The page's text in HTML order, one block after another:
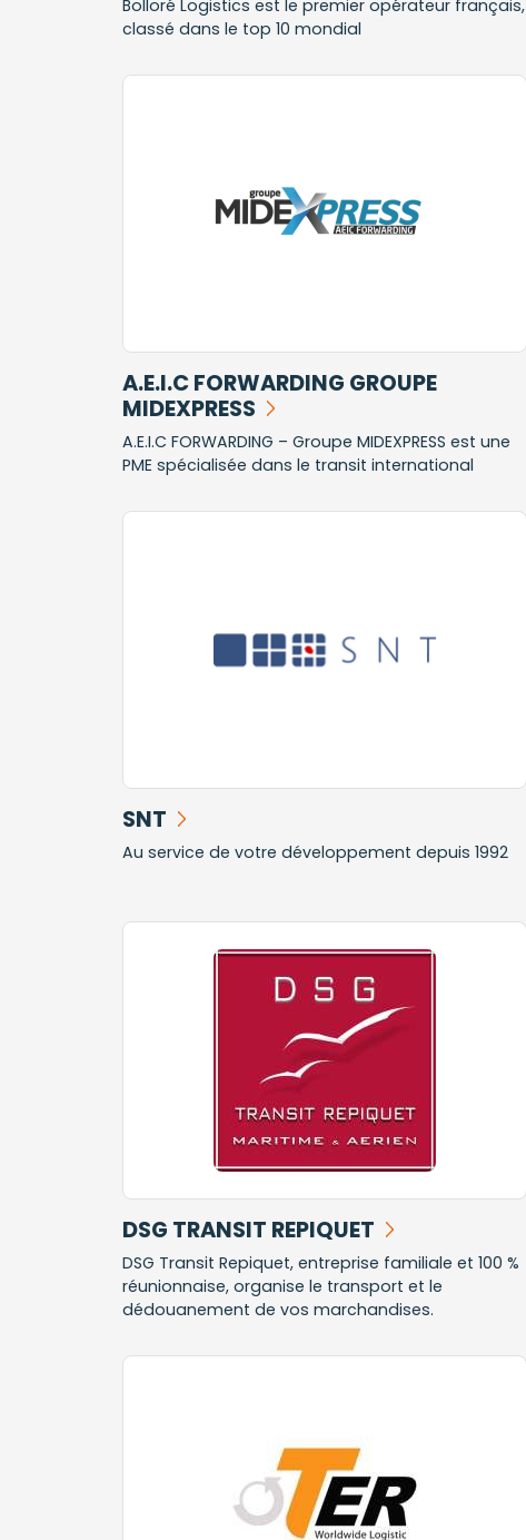
Bolloré Logistics est le premier opérateur français,
classé dans le top 10 mondial
A.E.I.C FORWARDING GROUPE
MIDEXPRESS
A.E.I.C FORWARDING – Groupe MIDEXPRESS est une
PME spécialisée dans le transit international
SNT
Au service de votre développement depuis 1992
DSG TRANSIT REPIQUET
DSG Transit Repiquet, entreprise familiale et 100 %
réunionnaise, organise le transport et le
dédouanement de vos marchandises.